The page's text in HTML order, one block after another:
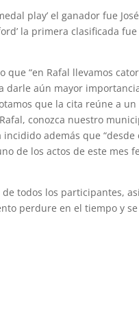
play’ el ganador fue
la primera clasificada
que “en Rafal llevamos
aún mayor
que la cita reúne a
conozca nuestro
además que
de los actos de este mes
todos los participantes,
perdure en el tiempo y